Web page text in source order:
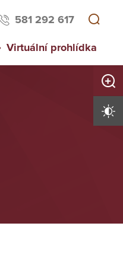
581 292 617
Virtuální prohlídka